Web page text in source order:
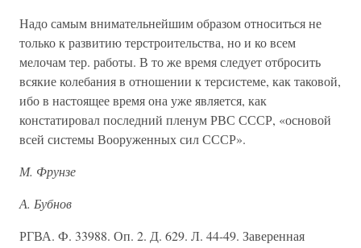
Надо самым внимательнейшим образом относиться не
только к развитию терстроительства, но и ко всем
мелочам тер. работы. В то же время следует отбросить
всякие колебания в отношении к терсистеме, как таковой,
ибо в настоящее время она уже является, как
констатировал последний пленум РВС СССР, «основой
всей системы Вооруженных сил СССР».
М. Фрунзе
А. Бубнов
РГВА. Ф. 33988. Оп. 2. Д. 629. Л. 44-49. Заверенная